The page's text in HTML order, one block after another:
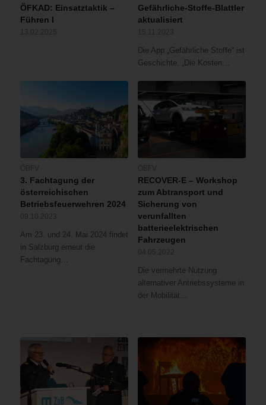
ÖFKAD: Einsatztaktik –
Führen I
Gefährliche-Stoffe-Blattler
aktualisiert
Die App „Gefährliche Stoffe“ ist
Geschichte. „Die Kosten…
3. Fachtagung der
österreichischen
Betriebsfeuerwehren 2024
Am 23. und 24. Mai 2024 findet
in Salzburg erneut die
Fachtagung…
RECOVER-E – Workshop
zum Abtransport und
Sicherung von
verunfallten
batterieelektrischen
Fahrzeugen
Die vermehrte Nutzung
alternativer Antriebssysteme in
der Mobilität…